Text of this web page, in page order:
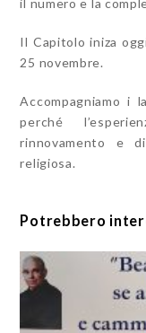
Il Capitolo iniza
25 novembre.
Accompagniamo i
perché
rinnovamento e
religiosa.
Potrebbero